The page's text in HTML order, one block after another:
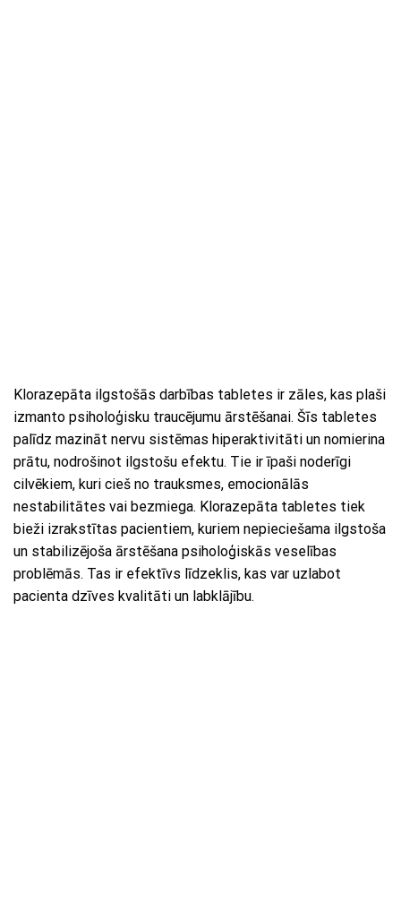
Klorazepāta ilgstošās darbības tabletes ir zāles, kas plaši
izmanto psiholoģisku traucējumu ārstēšanai. Šīs tabletes
palīdz mazināt nervu sistēmas hiperaktivitāti un nomierina
prātu, nodrošinot ilgstošu efektu. Tie ir īpaši noderīgi
cilvēkiem, kuri cieš no trauksmes, emocionālās
nestabilitātes vai bezmiega. Klorazepāta tabletes tiek
bieži izrakstītas pacientiem, kuriem nepieciešama ilgstoša
un stabilizējoša ārstēšana psiholoģiskās veselības
problēmās. Tas ir efektīvs līdzeklis, kas var uzlabot
pacienta dzīves kvalitāti un labklājību.